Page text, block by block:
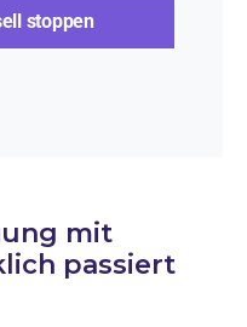
stoppen
mit
passiert